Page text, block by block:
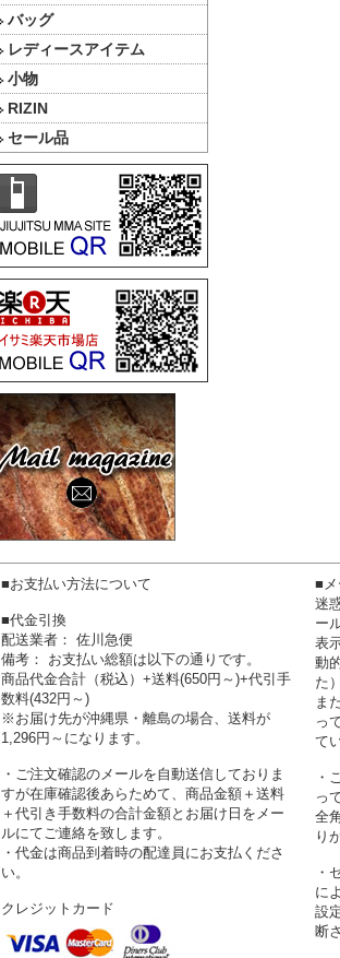
バッグ
レディースアイテム
小物
RIZIN
セール品
■お支払い方法について
■代金引換
配送業者： 佐川急便
備考： お支払い総額は以下の通りです。
商品代金合計（税込）+送料(650円～)+代引手
数料(432円～)
※お届け先が沖縄県・離島の場合、送料が
1,296円～になります。
・ご注文確認のメールを自動送信しておりま
すが在庫確認後あらためて、商品金額＋送料
＋代引き手数料の合計金額とお届け日をメー
ルにてご連絡を致します。
・代金は商品到着時の配達員にお支払くださ
い。
クレジットカード
■メ
迷
ー
表
動
た
ま
っ
て
・
っ
全
り
・
に
設
断